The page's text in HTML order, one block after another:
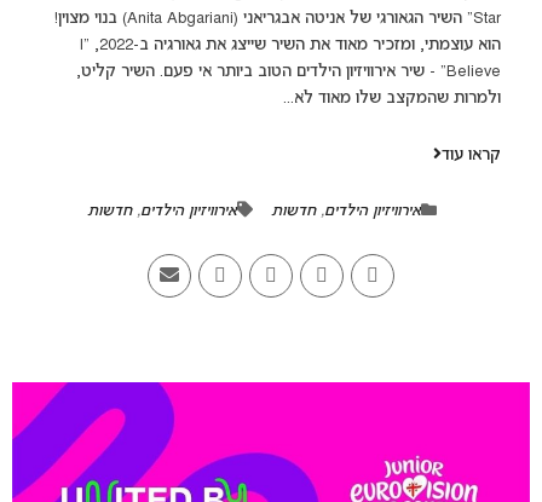
Star" השיר הגאורגי של אניטה אבגריאני (Anita Abgariani) בנוי מצוין!
Believe" - שיר אירוויזיון הילדים הטוב ביותר אי פעם. השיר קליט,
ולמרות שהמקצב שלו מאוד לא...
קראו עוד
אירוויזיון הילדים,חדשות אירוויזיון הילדים,חדשות